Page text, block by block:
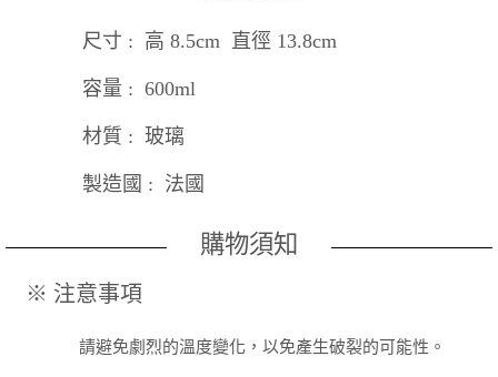
尺寸 : 高 8.5cm 直徑 13.8cm
容量 : 600ml
材質 : 玻璃
製造國 : 法國
購物須知
※ 注意事項
請避免劇烈的溫度變化，以免產生破裂的可能性。